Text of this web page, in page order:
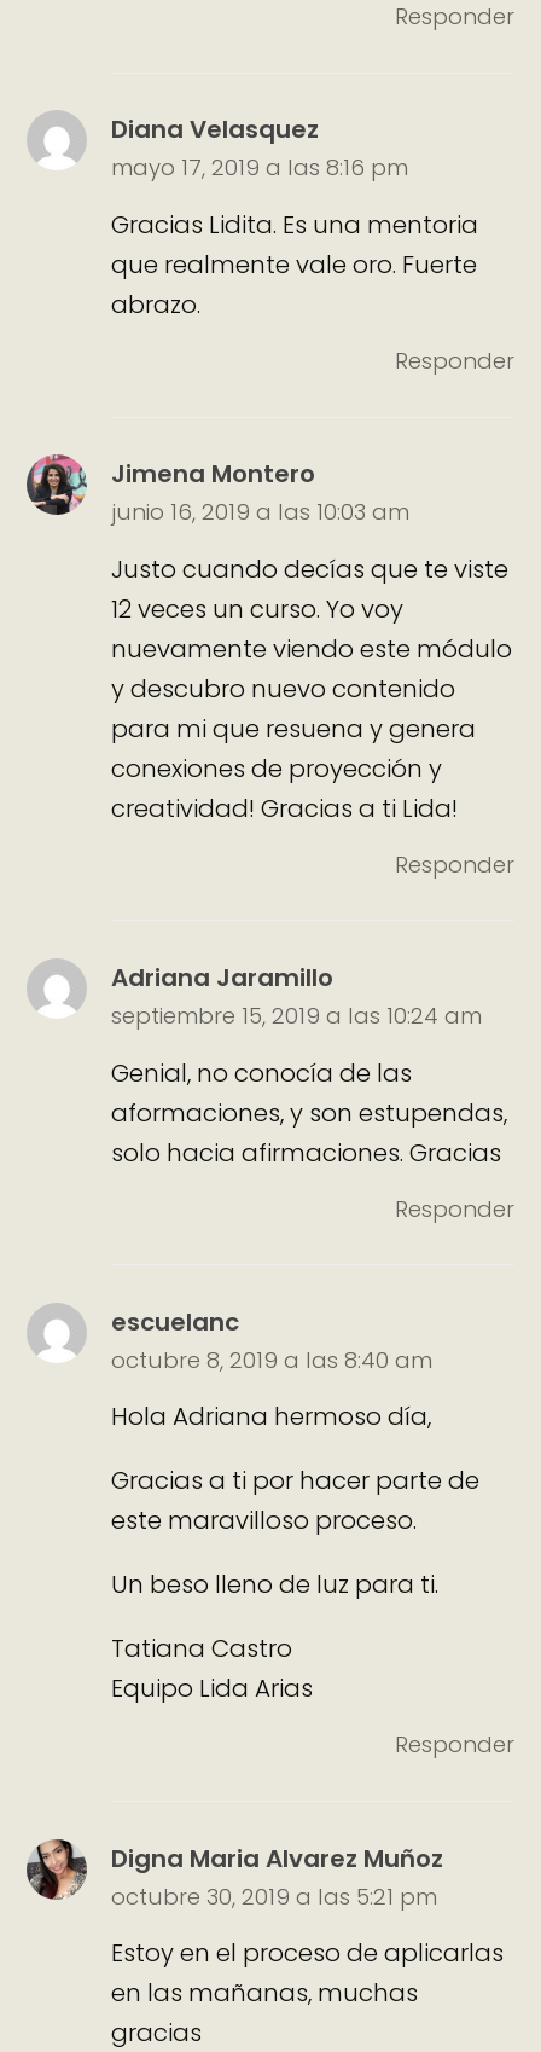
Responder
Diana Velasquez
mayo 17, 2019 a las 8:16 pm
Gracias Lidita. Es una mentoria
que realmente vale oro. Fuerte
abrazo.
Responder
Jimena Montero
junio 16, 2019 a las 10:03 am
Justo cuando decías que te viste
12 veces un curso. Yo voy
nuevamente viendo este módulo
y descubro nuevo contenido
para mi que resuena y genera
conexiones de proyección y
creatividad! Gracias a ti Lida!
Responder
Adriana Jaramillo
septiembre 15, 2019 a las 10:24 am
Genial, no conocía de las
aformaciones, y son estupendas,
solo hacia afirmaciones. Gracias
Responder
escuelanc
octubre 8, 2019 a las 8:40 am
Hola Adriana hermoso día,
Gracias a ti por hacer parte de
este maravilloso proceso.
Un beso lleno de luz para ti.
Tatiana Castro
Equipo Lida Arias
Responder
Digna Maria Alvarez Muñoz
octubre 30, 2019 a las 5:21 pm
Estoy en el proceso de aplicarlas
en las mañanas, muchas
gracias